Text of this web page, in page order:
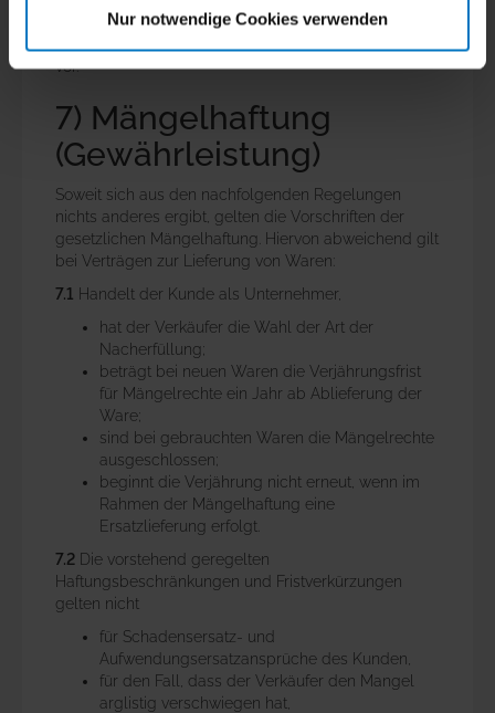
Nur notwendige Cookies verwenden
zur vollständigen Bezahlung des geschuldeten
vor.
7) Mängelhaftung
(Gewährleistung)
Soweit sich aus den nachfolgenden Regelungen
nichts anderes ergibt, gelten die Vorschriften der
gesetzlichen Mängelhaftung. Hiervon abweichend gilt
bei Verträgen zur Lieferung von Waren:
7.1
Handelt der Kunde als Unternehmer,
hat der Verkäufer die Wahl der Art der
Nacherfüllung;
beträgt bei neuen Waren die Verjährungsfrist
für Mängelrechte ein Jahr ab Ablieferung der
Ware;
sind bei gebrauchten Waren die Mängelrechte
ausgeschlossen;
beginnt die Verjährung nicht erneut, wenn im
Rahmen der Mängelhaftung eine
Ersatzlieferung erfolgt.
7.2 Die vorstehend geregelten
Haftungsbeschränkungen und Fristverkürzungen
gelten nicht
für Schadensersatz- und
Aufwendungsersatzansprüche des Kunden,
für den Fall, dass der Verkäufer den Mangel
arglistig verschwiegen hat,